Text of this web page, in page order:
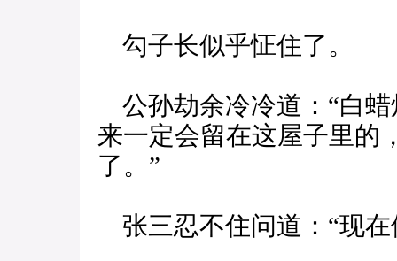
勾子长似乎怔住了。
公孙劫余冷冷道：“白
来一定会留在这屋子里的
了。”
张三忍不住问道：“现在